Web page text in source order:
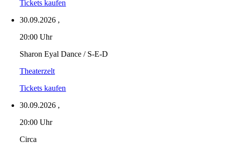
Tickets kaufen
30.09.2026 ,
20:00 Uhr
Sharon Eyal Dance / S-E-D
Theaterzelt
Tickets kaufen
30.09.2026 ,
20:00 Uhr
Circa